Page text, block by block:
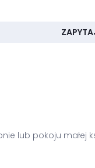
lub pokoju małej